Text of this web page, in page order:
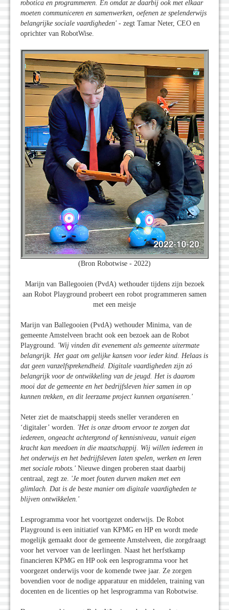
robotica en programmeren. En omdat ze daarbij ook met elkaar
moeten communiceren en samenwerken, oefenen ze spelenderwijs
belangrijke sociale vaardigheden' - zegt Tamar Neter, CEO en
oprichter van RobotWise.
(Bron Robotwise - 2022)
Marijn van Ballegooien (PvdA) wethouder tijdens zijn bezoek
aan Robot Playground probeert een robot programmeren samen
met een meisje
Marijn van Ballegooien (PvdA) wethouder Minima, van de
gemeente Amstelveen bracht ook een bezoek aan de Robot
Playground. 'Wij vinden dit evenement als gemeente uitermate
belangrijk. Het gaat om gelijke kansen voor ieder kind. Helaas is
dat geen vanzelfsprekendheid. Digitale vaardigheden zijn zó
belangrijk voor de ontwikkeling van de jeugd. Het is daarom
mooi dat de gemeente en het bedrijfsleven hier samen in op
kunnen trekken, en dit leerzame project kunnen organiseren. '
Neter ziet de maatschappij steeds sneller veranderen en
‘digitaler’ worden. 'Het is onze droom ervoor te zorgen dat
iedereen, ongeacht achtergrond of kennisniveau, vanuit eigen
kracht kan meedoen in die maatschappij. Wij willen iedereen in
het onderwijs en het bedrijfsleven laten spelen, werken en leren
met sociale robots. ' Nieuwe dingen proberen staat daarbij
centraal, zegt ze. 'Je moet fouten durven maken met een
glimlach. Dat is de beste manier om digitale vaardigheden te
blijven ontwikkelen. '
Lesprogramma voor het voortgezet onderwijs. De Robot
Playground is een initiatief van KPMG en HP en wordt mede
mogelijk gemaakt door de gemeente Amstelveen, die zorgdraagt
voor het vervoer van de leerlingen. Naast het herfstkamp
financieren KPMG en HP ook een lesprogramma voor het
voorgezet onderwijs voor de komende twee jaar. Ze zorgen
bovendien voor de nodige apparatuur en middelen, training van
docenten en de licenties op het lesprogramma van Robotwise.